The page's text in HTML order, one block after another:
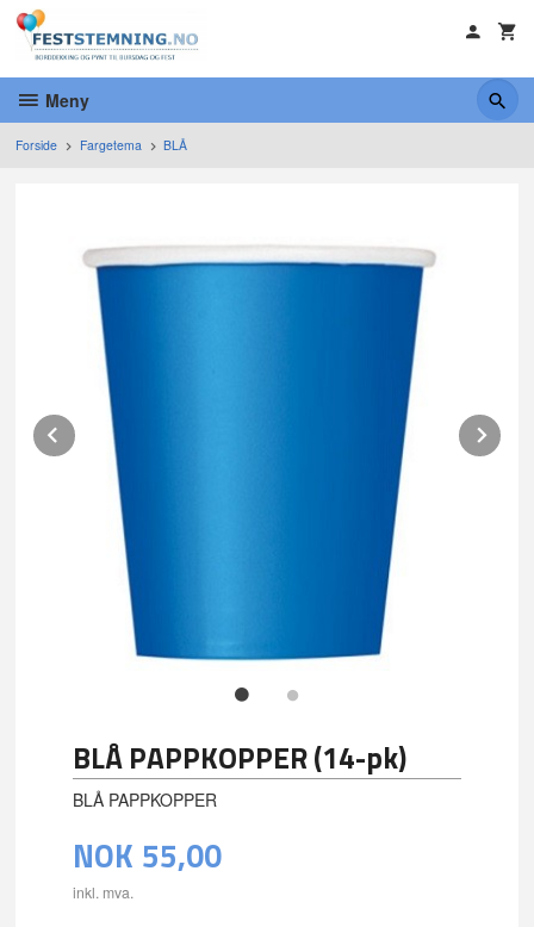
Gå
innholdet
Meny
Forside Fargetema BLÅ
Prev
BLÅ PAPPKOPPER (14-pk)
BLÅ PAPPKOPPER
NOK 55,00
inkl. mva.